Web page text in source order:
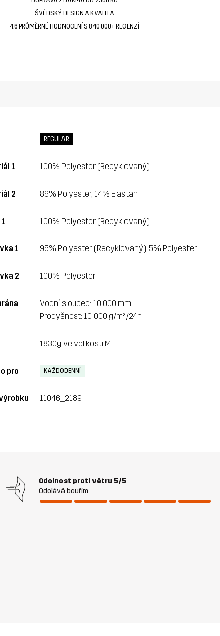
ŠVÉDSKÝ DESIGN A KVALITA
4,6 PRŮMĚRNÉ HODNOCENÍ S 840 000+ RECENZÍ
REGULAR
1 100% Polyester (Recyklovaný)
2 86% Polyester, 14% Elastan
100% Polyester (Recyklovaný)
1 95% Polyester (Recyklovaný), 5% Polyester
2 100% Polyester
Vodní sloupec: 10 000 mm
Prodyšnost: 10 000 g/m²/24h
1830g ve velikosti M
pro KAŽDODENNÍ
11046_2189
Odolnost proti větru 5/5
Odolává bouřím